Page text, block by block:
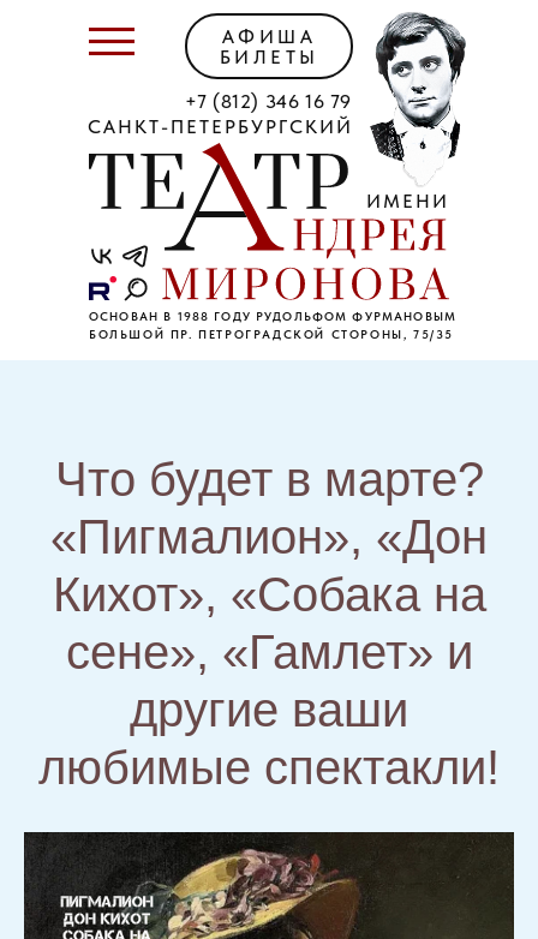
САНКТ-ПЕТЕРБУРГСКИЙ
ИМЕНИ
ОСНОВАН В 1988 ГОДУ РУДОЛЬФОМ ФУРМАНОВЫМ
+7 (812) 346 16 79
БОЛЬШОЙ ПР. ПЕТРОГРАДСКОЙ СТОРОНЫ, 75/35
АФИША
БИЛЕТЫ
Что будет в марте?
«Пигмалион», «Дон
Кихот», «Собака на
сене», «Гамлет» и
другие ваши
любимые спектакли!